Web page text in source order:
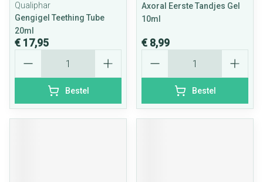
Qualiphar
Gengigel Teething Tube
20ml
€ 17,95
Bestel
Axoral Eerste Tandjes Gel
10ml
€ 8,99
Bestel